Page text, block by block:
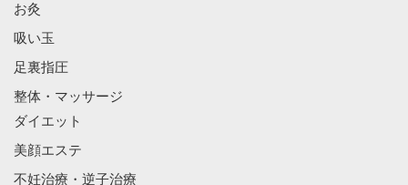
お灸
吸い玉
足裏指圧
整体・マッサージ
ダイエット
美顔エステ
不妊治療・逆子治療